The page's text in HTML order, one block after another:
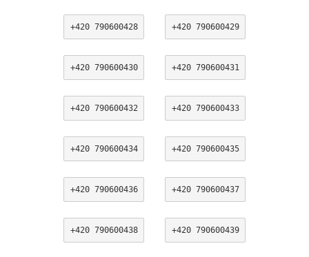
+420 790600428 +420 790600429
+420 790600430 +420 790600431
+420 790600432 +420 790600433
+420 790600434 +420 790600435
+420 790600436 +420 790600437
+420 790600438 +420 790600439